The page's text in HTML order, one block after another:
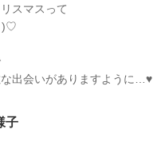
スマスって
)♡
出会いがありますように…♥
子